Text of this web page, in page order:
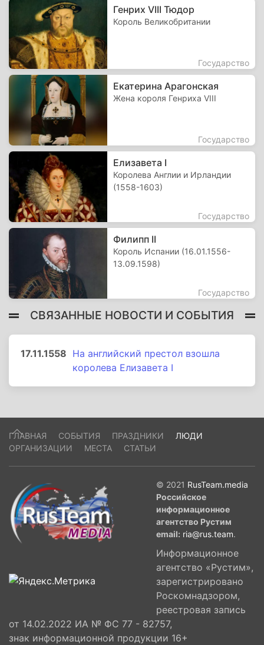
Генрих VIII Тюдор
Король Великобритании
Государство
Екатерина Арагонская
Жена короля Генриха VIII
Государство
Елизавета I
Королева Англии и Ирландии
(1558-1603)
Государство
Филипп II
Король Испании (16.01.1556-
13.09.1598)
Государство
СВЯЗАННЫЕ НОВОСТИ И СОБЫТИЯ
17.11.1558 На английский престол взошла
королева Елизавета I
ГЛАВНАЯ СОБЫТИЯ ПРАЗДНИКИ
ЛЮДИ
ОРГАНИЗАЦИИ
МЕСТА СТАТЬИ
© 2021 RusTeam.media
Российское
информационное
агентство Рустим
email: ria@rus.team.
Информационное
агентство «Рустим»,
зарегистрировано
Роскомнадзором,
реестровая запись
от 14.02.2022 ИА № ФС 77 - 82757,
знак информационной продукции 16+